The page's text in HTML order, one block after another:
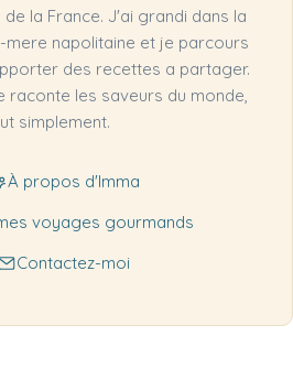
de la France. J'ai grandi dans la
mere napolitaine et je parcours
des recettes a partager.
raconte les saveurs du monde,
simplement.
À propos d'Imma
voyages gourmands
Contactez-moi